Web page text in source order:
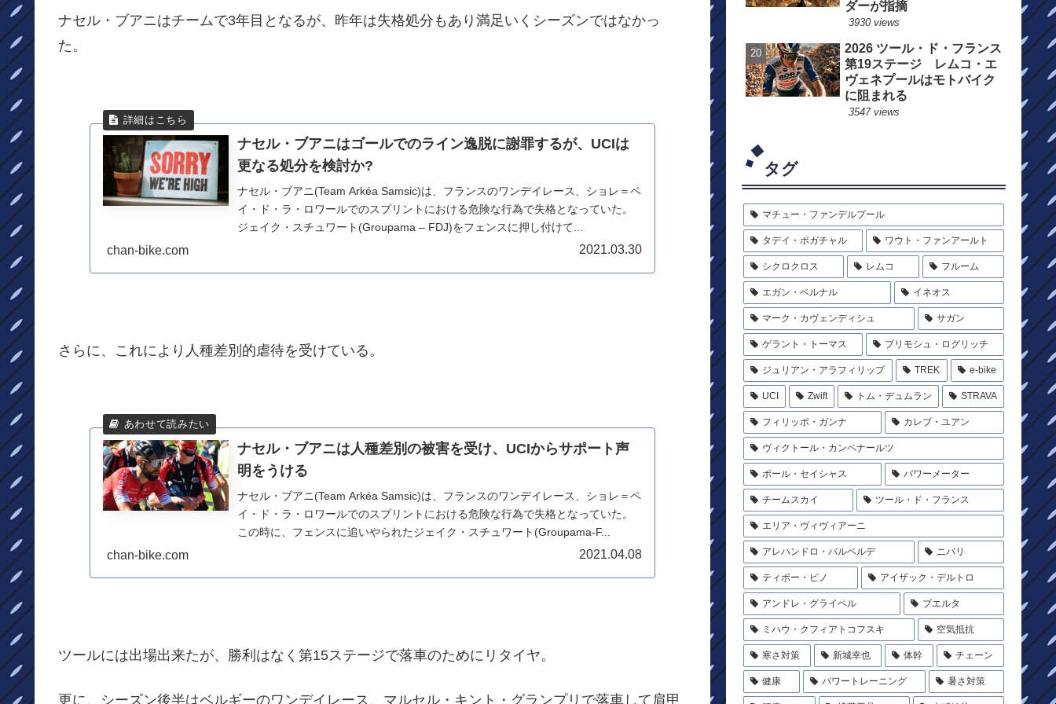
ナセル・ブアニはチームで3年目となるが、昨年は失格処分もあり満足いくシーズンではなかっ
た。
ナセル・ブアニはゴールでのライン逸脱に謝罪するが、UCIは
更なる処分を検討か?
ナセル・ブアニ(Team Arkéa Samsic)は、フランスのワンデイレース、ショレ＝ペ
イ・ド・ラ・ロワールでのスプリントにおける危険な行為で失格となっていた。
ジェイク・スチュワート(Groupama – FDJ)をフェンスに押し付けて...
chan-bike.com 2021.03.30
さらに、これにより人種差別的虐待を受けている。
ナセル・ブアニは人種差別の被害を受け、UCIからサポート声
明をうける
ナセル・ブアニ(Team Arkéa Samsic)は、フランスのワンデイレース、ショレ＝ペ
イ・ド・ラ・ロワールでのスプリントにおける危険な行為で失格となっていた。
この時に、フェンスに追いやられたジェイク・スチュワート(Groupama-F...
chan-bike.com 2021.04.08
ツールには出場出来たが、勝利はなく第15ステージで落車のためにリタイヤ。
更に、シーズン後半はベルギーのワンデイレース、マルセル・キント・グランプリで落車して肩甲
ダーが指摘
3930 views
2026 ツール・ド・フランス
第19ステージ レムコ・エ
ヴェネプールはモトバイク
に阻まれる
3547 views
タグ
マチュー・ファンデルプール
タデイ・ポガチャル ワウト・ファンアールト
シクロクロス レムコ フルーム
エガン・ベルナル イネオス
マーク・カヴェンディシュ サガン
ゲラント・トーマス プリモシュ・ログリッチ
ジュリアン・アラフィリップ TREK e-bike
UCI Zwift トム・デュムラン STRAVA
フィリッポ・ガンナ カレブ・ユアン
ヴィクトール・カンペナールツ
ポール・セイシャス パワーメーター
チームスカイ ツール・ド・フランス
エリア・ヴィヴィアーニ
アレハンドロ・バルベルデ ニバリ
ティボー・ピノ アイザック・デルトロ
アンドレ・グライペル ブエルタ
ミハウ・クフィアトコフスキ 空気抵抗
寒さ対策 新城幸也 体幹 チェーン
健康 パワートレーニング 暑さ対策